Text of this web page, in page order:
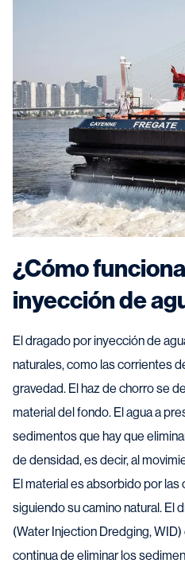
¿Cómo
inyección de
El dragado por inyección de
naturales, como las corrientes
gravedad. El haz de chorro se
material del fondo. El agua a
sedimentos que hay que
de densidad, es decir, al
El material es absorbido por
siguiendo su camino natural. El
(Water Injection Dredging,
continua de eliminar los